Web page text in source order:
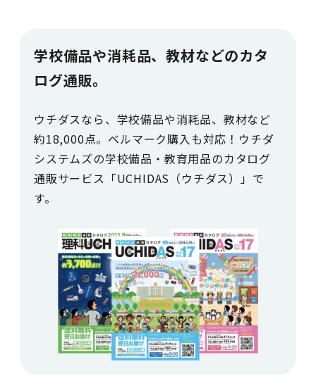
学校備品や消耗品、教材などのカタ
ログ通販。
ウチダスなら、学校備品や消耗品、教材など
約18,000点。ベルマーク購入も対応！ウチダ
システムズの学校備品・教育用品のカタログ
通販サービス「UCHIDAS（ウチダス）」で
す。